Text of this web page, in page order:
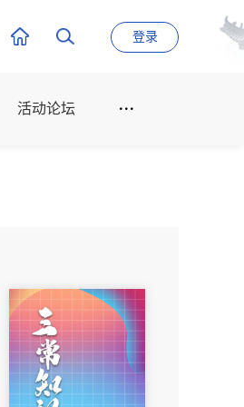
登录
活动论坛